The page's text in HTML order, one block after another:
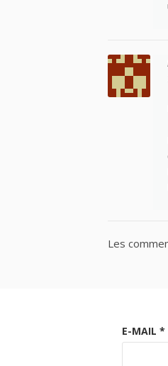
Les
E-MAIL *